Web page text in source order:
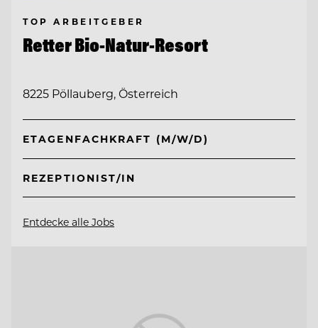
TOP ARBEITGEBER
Retter Bio-Natur-Resort
8225 Pöllauberg, Österreich
ETAGENFACHKRAFT (M/W/D)
REZEPTIONIST/IN
Entdecke alle Jobs